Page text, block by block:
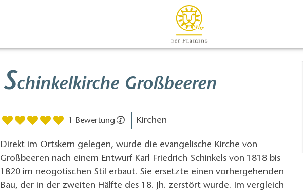
Schinkelkirche Großbeeren
1 Bewertung Kirchen
Direkt im Ortskern gelegen, wurde die evangelische Kirche von
Großbeeren nach einem Entwurf Karl Friedrich Schinkels von 1818 bis
1820 im neogotischen Stil erbaut. Sie ersetzte einen vorhergehenden
Bau, der in der zweiten Hälfte des 18. Jh. zerstört wurde. Im vergleich